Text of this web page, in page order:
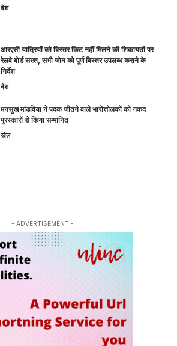
देश
आरएसी यात्रियों को बिस्तर किट नहीं मिलने की शिकायतों पर
रेलवे बोर्ड सख्त, सभी जोन को पूर्ण बिस्तर उपलब्ध कराने के
निर्देश
देश
मनसुख मांडविया ने पदक जीतने वाले भारोत्तोलकों को नकद
पुरस्कारों से किया सम्मानित
खेल
- ADVERTISEMENT -